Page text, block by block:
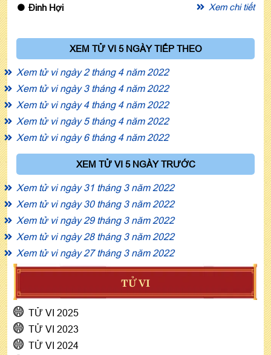
Đinh Hợi
Xem chi tiết
XEM TỬ VI 5 NGÀY TIẾP THEO
Xem tử vi ngày 2 tháng 4 năm 2022
Xem tử vi ngày 3 tháng 4 năm 2022
Xem tử vi ngày 4 tháng 4 năm 2022
Xem tử vi ngày 5 tháng 4 năm 2022
Xem tử vi ngày 6 tháng 4 năm 2022
XEM TỬ VI 5 NGÀY TRƯỚC
Xem tử vi ngày 31 tháng 3 năm 2022
Xem tử vi ngày 30 tháng 3 năm 2022
Xem tử vi ngày 29 tháng 3 năm 2022
Xem tử vi ngày 28 tháng 3 năm 2022
Xem tử vi ngày 27 tháng 3 năm 2022
TỬ VI
TỬ VI 2025
TỬ VI 2023
TỬ VI 2024